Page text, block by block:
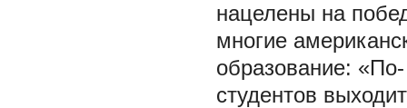
нацелены на
многие
образование:
студентов